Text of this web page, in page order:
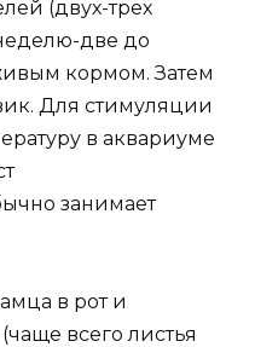
(двух-трех
две до
кормом. Затем
Для стимуляции
в аквариуме
занимает
в рот и
всего листья